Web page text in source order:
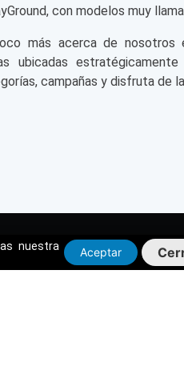
nuestra
Aceptar
con modelos muy
más acerca de nosotros
ubicadas
campañas y disfruta de
CONTÁCTANOS